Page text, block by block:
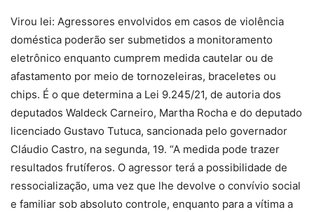
Virou lei: Agressores envolvidos em casos de violência
doméstica poderão ser submetidos a monitoramento
eletrônico enquanto cumprem medida cautelar ou de
afastamento por meio de tornozeleiras, braceletes ou
chips. É o que determina a Lei 9.245/21, de autoria dos
deputados Waldeck Carneiro, Martha Rocha e do deputado
licenciado Gustavo Tutuca, sancionada pelo governador
Cláudio Castro, na segunda, 19. “A medida pode trazer
resultados frutíferos. O agressor terá a possibilidade de
ressocialização, uma vez que lhe devolve o convívio social
e familiar sob absoluto controle, enquanto para a vítima a